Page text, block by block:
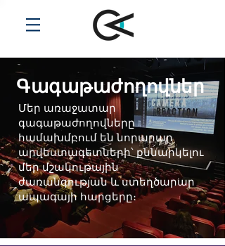
Գագաթաժողովներ
Մեր առաջատար
գագաթաժողովները
համախմբում են նորարար
արվեստագետների՝ քննարկելու
մեր մշակութային
ժառանգության և ստեղծարար
ապագայի հարցերը։